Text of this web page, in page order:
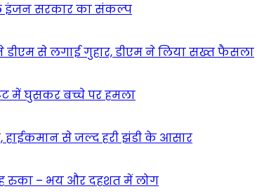
इंजन सरकार का संकल्प
से लगाई गुहार, डीएम ने लिया सख्त फैसला
में घुसकर बच्चे पर हमला
हाईकमान से जल्द हरी झंडी के आसार
रुका – भय और दहशत में लोग